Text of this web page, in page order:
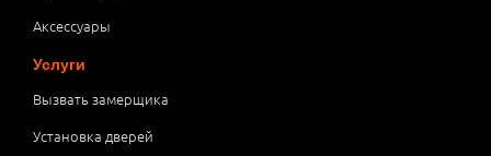
Аксессуары
Услуги
Вызвать замерщика
Установка дверей